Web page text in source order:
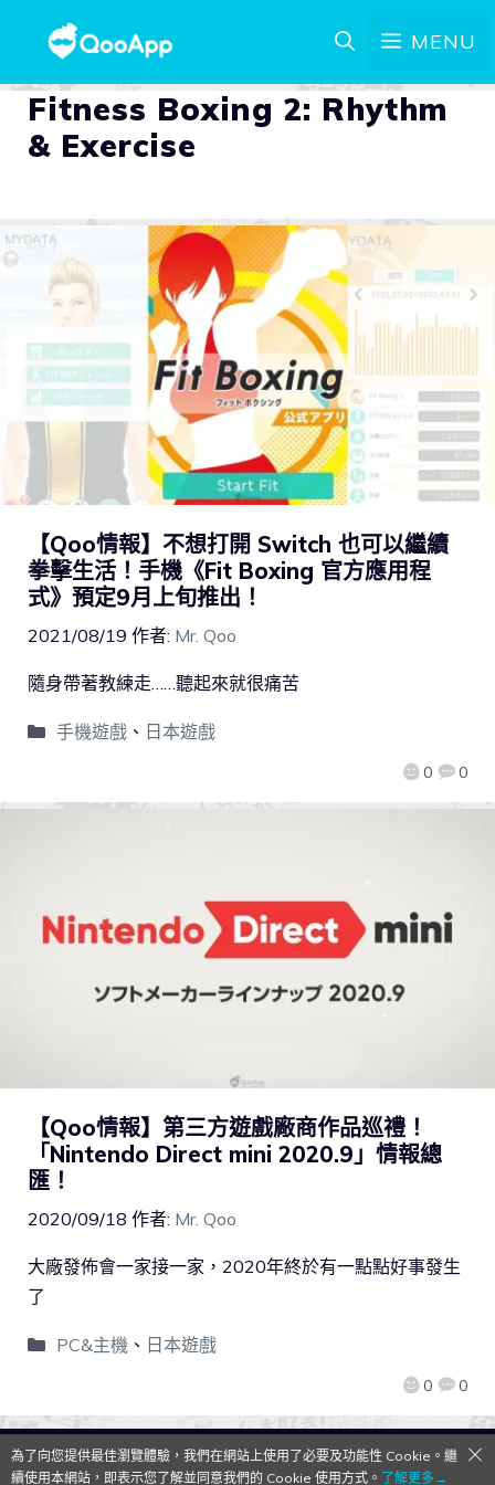
MENU
Fitness Boxing 2: Rhythm
& Exercise
【Qoo情報】不想打開 Switch 也可以繼續
拳擊生活！手機《Fit Boxing 官方應用程
式》預定9月上旬推出！
2021/08/19 作者: Mr. Qoo
0 0
隨身帶著教練走……聽起來就很痛苦
手機遊戲、 日本遊戲
【Qoo情報】第三方遊戲廠商作品巡禮！
「Nintendo Direct mini 2020.9」情報總
匯！
2020/09/18 作者: Mr. Qoo
0 0
大廠發佈會一家接一家，2020年終於有一點點好事發生
了
PC&主機、 日本遊戲
QooApp Limited © 2026
為了向您提供最佳瀏覽體驗，我們在網站上使用了必要及功能性 Cookie。繼
續使用本網站，即表示您了解並同意我們的 Cookie 使用方式。 了解更多→